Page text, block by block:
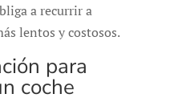
a recurrir a
lentos y costosos.
para
coche